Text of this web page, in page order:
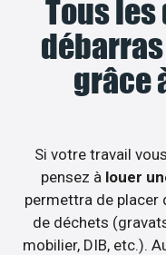
Tous les
grâce
Si votre travail
pensez à louer
permettra de placer
de déchets
mobilier, DIB, etc.).